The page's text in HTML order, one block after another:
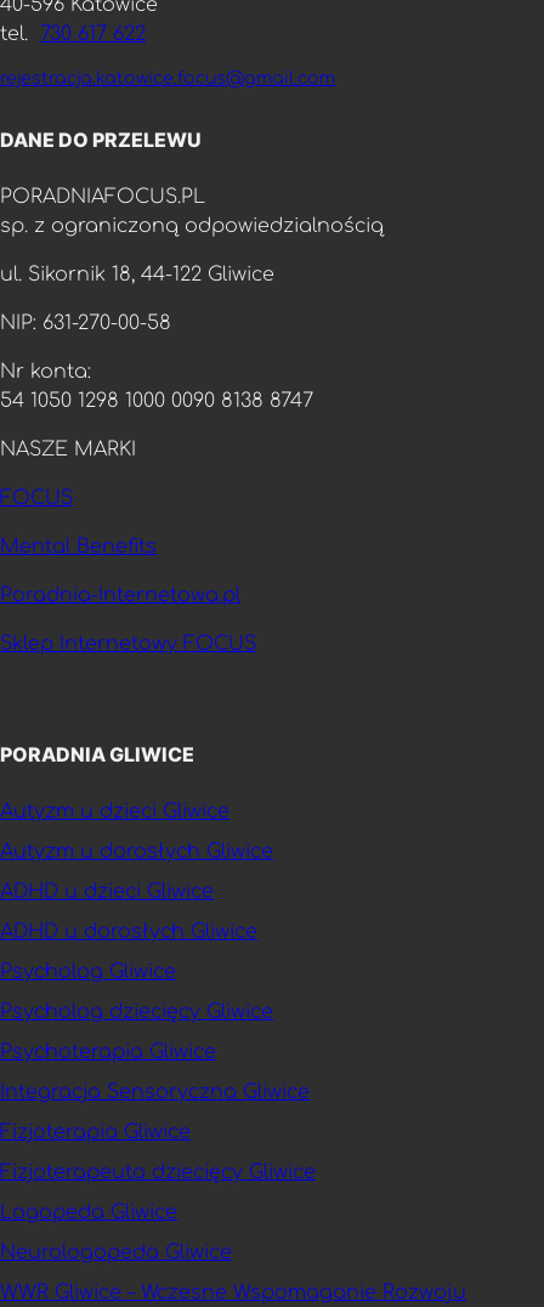
40-596 Katowice
tel.
730 617 622
rejestracja.katowice.focus@gmail.com
DANE DO PRZELEWU
PORADNIAFOCUS.PL
sp. z ograniczoną odpowiedzialnością
ul. Sikornik 18, 44-122 Gliwice
NIP: 631-270-00-58
Nr konta:
54 1050 1298 1000 0090 8138 8747
NASZE MARKI
FOCUS
Mental Benefits
Poradnia-Internetowa.pl
Sklep Internetowy FOCUS
PORADNIA GLIWICE
Autyzm u dzieci Gliwice
Autyzm u dorosłych Gliwice
ADHD u dzieci Gliwice
ADHD u dorosłych Gliwice
Psycholog Gliwice
Psycholog dziecięcy Gliwice
Psychoterapia Gliwice
Integracja Sensoryczna Gliwice
Fizjoterapia Gliwice
Fizjoterapeuta dziecięcy Gliwice
Logopeda Gliwice
Neurologopeda Gliwice
WWR Gliwice – Wczesne Wspomaganie Rozwoju